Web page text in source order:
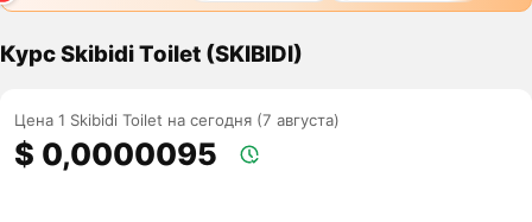
Курс Skibidi Toilet (SKIBIDI)
Цена 1 Skibidi Toilet на сегодня (7 августа)
$ 0,0000095